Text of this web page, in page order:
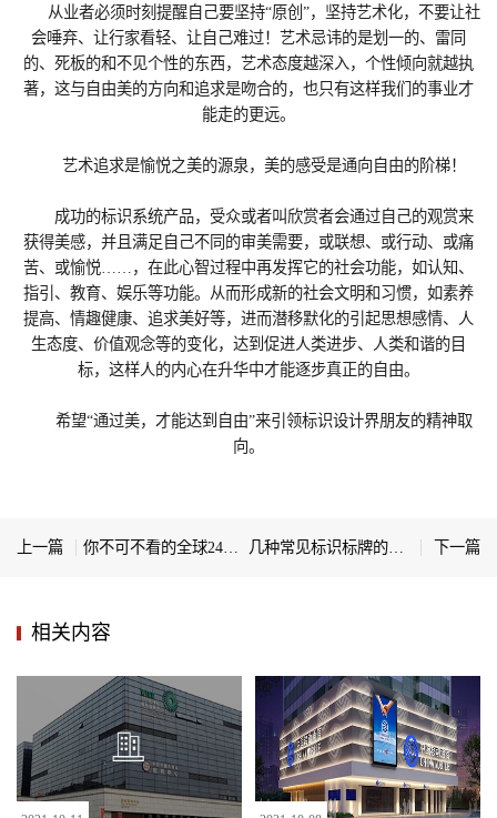
从业者必须时刻提醒自己要坚持“原创”，坚持艺术化，不要让社
会唾弃、让行家看轻、让自己难过！艺术忌讳的是划一的、雷同
的、死板的和不见个性的东西，艺术态度越深入，个性倾向就越执
著，这与自由美的方向和追求是吻合的，也只有这样我们的事业才
能走的更远。
艺术追求是愉悦之美的源泉，美的感受是通向自由的阶梯！
成功的标识系统产品，受众或者叫欣赏者会通过自己的观赏来
获得美感，并且满足自己不同的审美需要，或联想、或行动、或痛
苦、或愉悦……，在此心智过程中再发挥它的社会功能，如认知、
指引、教育、娱乐等功能。从而形成新的社会文明和习惯，如素养
提高、情趣健康、追求美好等，进而潜移默化的引起思想感情、人
生态度、价值观念等的变化，达到促进人类进步、人类和谐的目
标，这样人的内心在升华中才能逐步真正的自由。
希望“通过美，才能达到自由”来引领标识设计界朋友的精神取
向。
上一篇 你不可不看的全球24套顶级商业综合体设计 下一篇
相关内容